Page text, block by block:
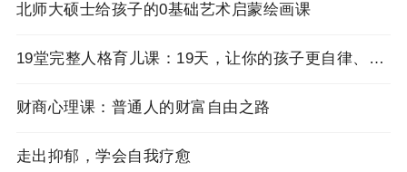
北师大硕士给孩子的0基础艺术启蒙绘画课
19堂完整人格育儿课：19天，让你的孩子更自律、懂感恩、高情商、能独立
财商心理课：普通人的财富自由之路
走出抑郁，学会自我疗愈